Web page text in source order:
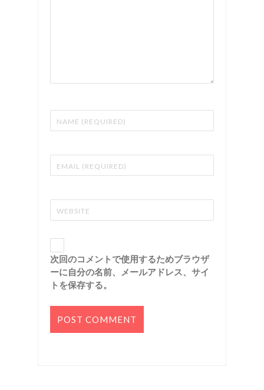
次回のコメントで使用するためブラウザ
ーに自分の名前、メールアドレス、サイ
トを保存する。